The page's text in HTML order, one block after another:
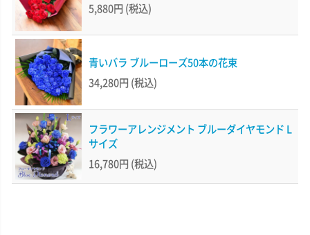
5,880円 (税込)
青いバラ ブルーローズ50本の花束
34,280円 (税込)
フラワーアレンジメント ブルーダイヤモンド L
サイズ
16,780円 (税込)